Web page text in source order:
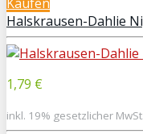
Halskrausen-Dahlie
1,79 €
inkl. 19% gesetzlicher MwSt.